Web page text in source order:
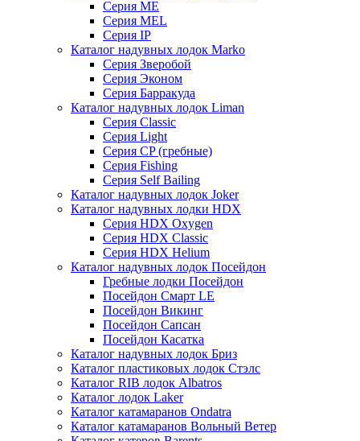
Серия ME
Серия MEL
Серия IP
Каталог надувных лодок Marko
Серия Зверобой
Серия Эконом
Серия Барракуда
Каталог надувных лодок Liman
Серия Classic
Серия Light
Серия CP (гребные)
Серия Fishing
Серия Self Bailing
Каталог надувных лодок Joker
Каталог надувных лодки HDX
Серия HDX Oxygen
Серия HDX Classic
Серия HDX Helium
Каталог надувных лодок Посейдон
Гребные лодки Посейдон
Посейдон Смарт LE
Посейдон Викинг
Посейдон Сапсан
Посейдон Касатка
Каталог надувных лодок Бриз
Каталог пластиковых лодок Стэлс
Каталог RIB лодок Albatros
Каталог лодок Laker
Каталог катамаранов Ondatra
Каталог катамаранов Вольный Ветер